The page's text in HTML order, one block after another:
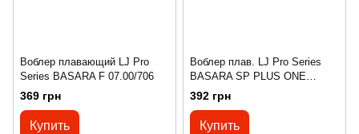
Воблер плавающий LJ Pro
Series BASARA F 07.00/706
369 грн
Купить
Воблер плав. LJ Pro Series
BASARA SP PLUS ONE
09.00/701
392 грн
Купить